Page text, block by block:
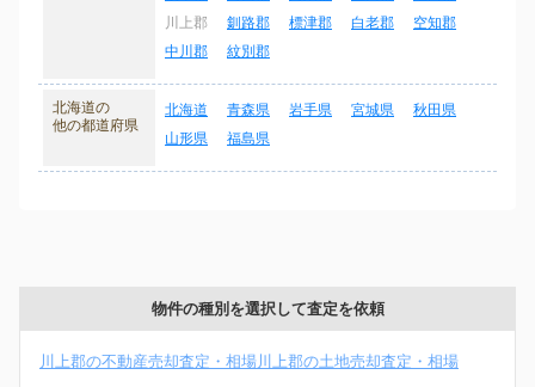
川上郡
釧路郡 標津郡 白老郡
空知郡
中川郡
紋別郡
北海道の
他の都道府県
北海道 青森県 岩手県 宮城県
秋田県
山形県
福島県
物件の種別を選択して査定を依頼
川上郡の不動産売却査定・相場川上郡の土地売却査定・相場